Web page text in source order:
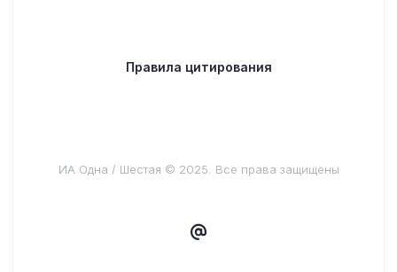
Правила цитирования
ИА Одна / Шестая © 2025. Все права защищены